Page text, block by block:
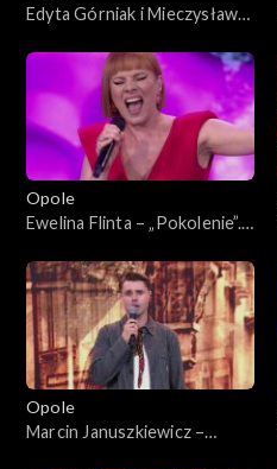
Edyta Górniak i Mieczysław
serca”. 62. KFPP: Koncert
„Trzy ćwiartki Jacka Cygana”
Opole
Ewelina Flinta – „Pokolenie”.
ćwiartki Jacka Cygana”
Opole
Marcin Januszkiewicz –